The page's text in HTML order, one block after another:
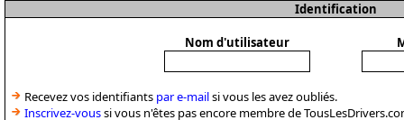
Identification
Nom d'utilisateur
Recevez vos identifiants par e-mailsi vous les avez oubliés.
Inscrivez-voussi vous n'êtes pas encore membre de